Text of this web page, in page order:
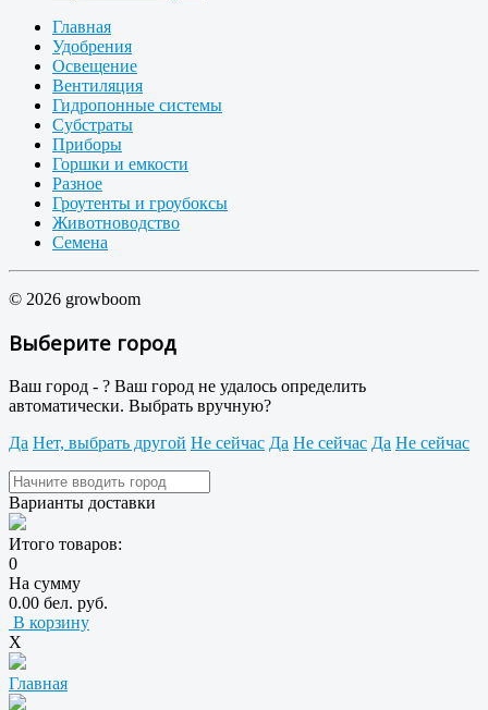
Главная
Удобрения
Освещение
Вентиляция
Гидропонные системы
Субстраты
Приборы
Горшки и емкости
Разное
Гроутенты и гроубоксы
Животноводство
Семена
© 2026 growboom
Выберите город
Ваш город - ? Ваш город не удалось определить
автоматически. Выбрать вручную?
Да Нет, выбрать другой Не сейчас Да Не сейчас Да Не сейчас
Варианты доставки
Итого товаров:
0
На сумму
0.00 бел. руб.
В корзину
X
Главная